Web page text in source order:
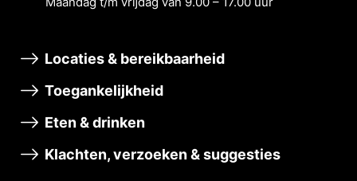
Locaties & bereikbaarheid
Toegankelijkheid
Eten & drinken
Klachten, verzoeken & suggesties